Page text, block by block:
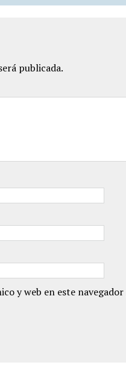
publicada.
y web en este